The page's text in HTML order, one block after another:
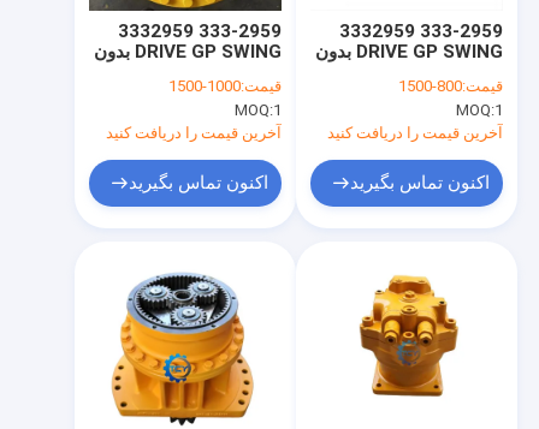
333-2959 3332959
DRIVE GP SWING بدون
1994539 SWING
گیربکس برای گربه
E336D2 E336E E336F
قیمت:1000-1500
MOQ:1
آخرین قیمت را دریافت کنید
اکنون تماس بگیرید
333-2959 3332959
DRIVE GP SWING بدون
E336D CAT336E LH
E336E LH SWING
کاهش گیربکس
قیمت:800-1500
MOQ:1
آخرین قیمت را دریافت کنید
اکنون تماس بگیرید